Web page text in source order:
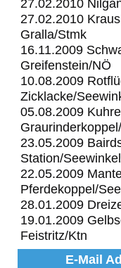
27.02.2010
27.02.2010
Gralla/Stmk
16.11.2009
Greifenstein/NÖ
10.08.2009
Zicklacke/
05.08.2009
23.05.2009
Station/
22.05.2009
Pferdekoppel/
28.01.2009
19.01.2009
Feistritz/Ktn
E-Mail